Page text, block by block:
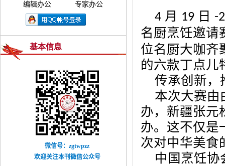
4 月 19 日 -
名厨烹饪邀请
位名厨大咖齐
的六款丁点儿
传承创新，
本次大赛由
办，新疆张元
办。这不仅是
次对中华美食
中国烹饪协
编辑办公 专家办公
基本信息
微信号：zgtwpzz
欢迎关注本刊微信公众号